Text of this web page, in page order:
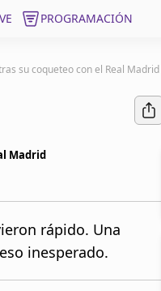
PROGRAMACIÓN
su coqueteo con el Real Madrid
Madrid
rápido. Una
inesperado.